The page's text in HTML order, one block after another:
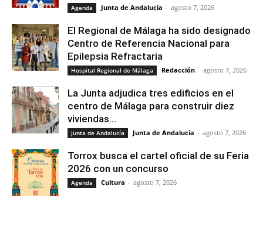
Agenda Junta de Andalucía - agosto 7, 2026
El Regional de Málaga ha sido designado
Centro de Referencia Nacional para
Epilepsia Refractaria
Hospital Regional de Málaga Redacción - agosto 7, 2026
La Junta adjudica tres edificios en el
centro de Málaga para construir diez
viviendas...
Junta de Andalucía Junta de Andalucía - agosto 7, 2026
Torrox busca el cartel oficial de su Feria
2026 con un concurso
Agenda Cultura - agosto 7, 2026